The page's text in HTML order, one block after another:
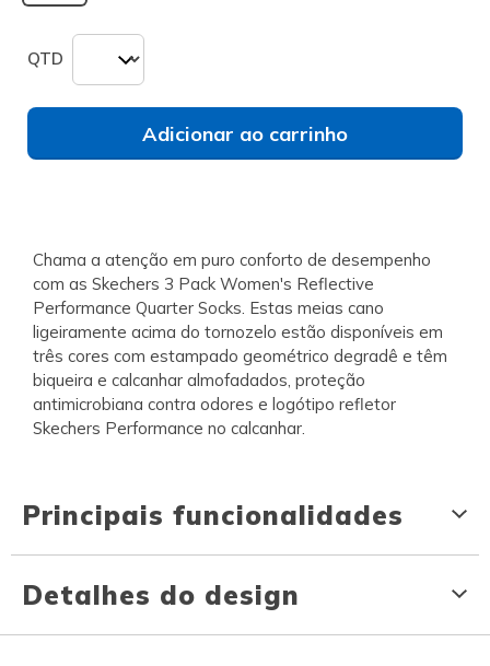
QTD
Adicionar ao carrinho
Chama a atenção em puro conforto de desempenho
com as Skechers 3 Pack Women's Reflective
Performance Quarter Socks. Estas meias cano
ligeiramente acima do tornozelo estão disponíveis em
três cores com estampado geométrico degradê e têm
biqueira e calcanhar almofadados, proteção
antimicrobiana contra odores e logótipo refletor
Skechers Performance no calcanhar.
Principais funcionalidades
Detalhes do design